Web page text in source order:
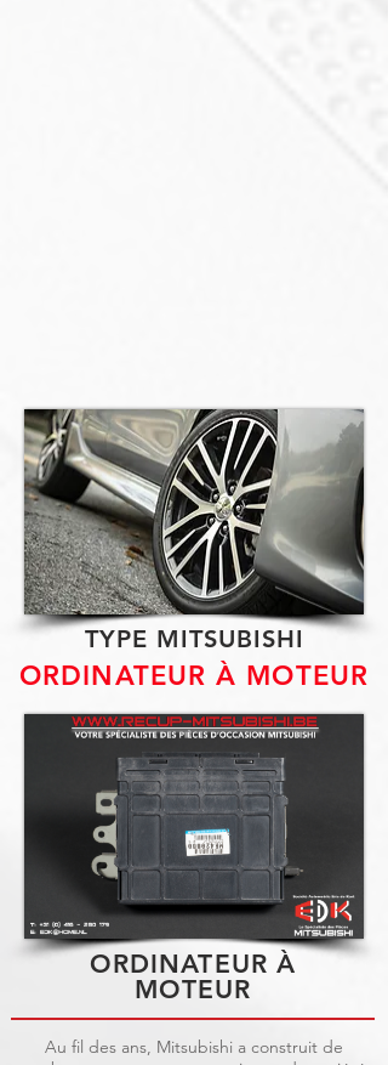
TYPE MITSUBISHI
ORDINATEUR À MOTEUR
ORDINATEUR À
MOTEUR
Au fil des ans, Mitsubishi a construit de